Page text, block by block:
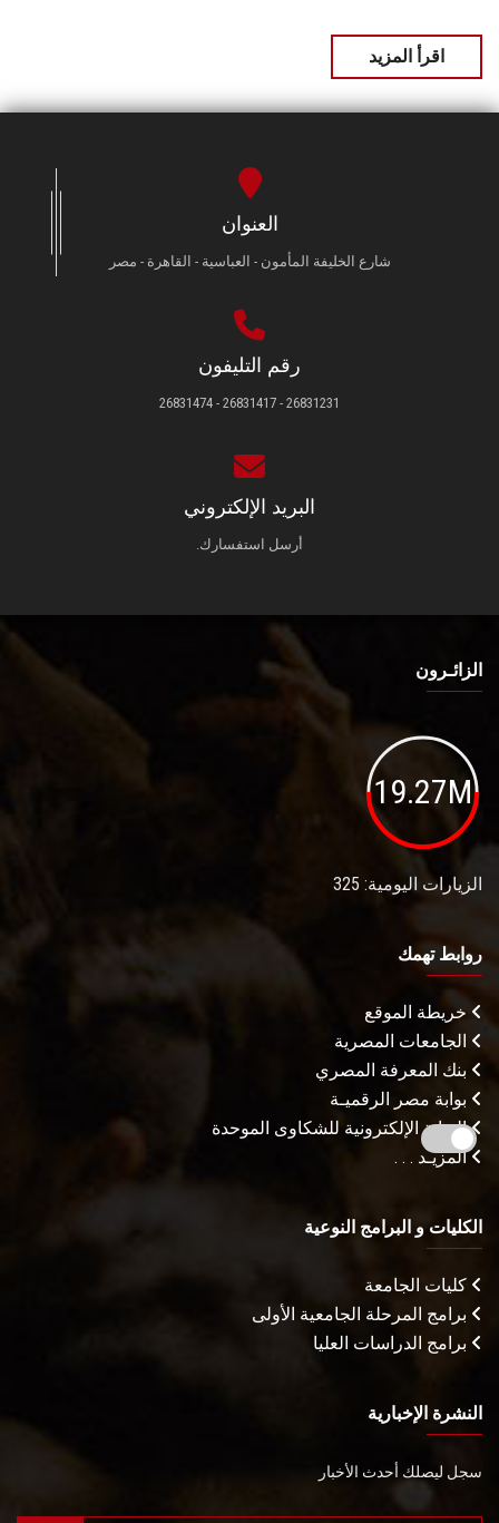
اقرأ المزيد
العنوان
شارع الخليفة المأمون - العباسية - القاهرة - مصر
رقم التليفون
26831231 - 26831417 - 26831474
البريد الإلكتروني
أرسل استفسارك.
الزائـرون
19.27M
الزيارات اليومية: 325
روابط تهمك
خريطة الموقع
الجامعات المصرية
بنك المعرفة المصري
بوابة مصر الرقميـة
البوابة الإلكترونية للشكاوى الموحدة
المزيـد . . .
الكليات و البرامج النوعية
كليات الجامعة
برامج المرحلة الجامعية الأولى
برامج الدراسات العليا
النشرة الإخبارية
سجل ليصلك أحدث الأخبار